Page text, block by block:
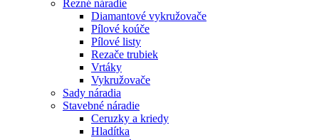
Rezné náradie
Diamantové vykružovače
Pílové koúče
Pílové listy
Rezače trubiek
Vrtáky
Vykružovače
Sady náradia
Stavebné náradie
Ceruzky a kriedy
Hladítka